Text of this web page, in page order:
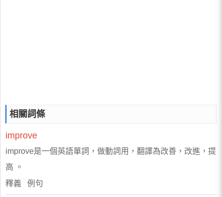
相關詞條
improve
improve是一個英語單詞，做動詞用，翻譯為改善，改進，提
高 。
釋義 例句